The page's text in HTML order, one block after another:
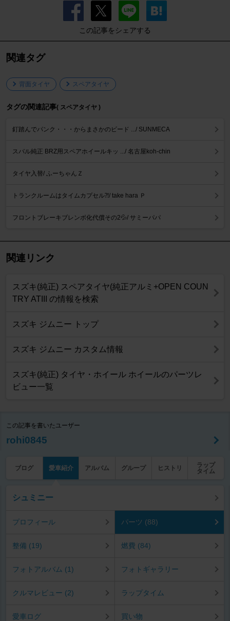
この記事をシェアする
関連タグ
背面タイヤ スペアタイヤ
タグの関連記事( スペアタイヤ )
釘踏んでパンク・・・からまさかのビード .../ SUNMECA
スバル純正 BRZ用スペアホイールキッ .../ 名古屋koh-chin
タイヤ入替/ ふーちゃんＺ
トランクルームはタイムカプセル⁈/ take hara Ｐ
フロントブレーキブレンボ化代償その2💦/ サミーパパ
関連リンク
スズキ(純正) スペアタイヤ(純正アルミ+OPEN COUN
TRY ATIII の情報を検索
スズキ ジムニー トップ
スズキ ジムニー カスタム情報
スズキ(純正) タイヤ・ホイール ホイールのパーツレ
ビュー一覧
この記事を書いたユーザー
rohi0845
ブログ 愛車紹介 アルバム グループ ヒストリ
ラップ
タイム
シュミニー
プロフィール パーツ (88)
整備 (19) 燃費 (84)
フォトアルバム (1) フォトギャラリー
クルマレビュー (2) ラップタイム
愛車ログ 買い物